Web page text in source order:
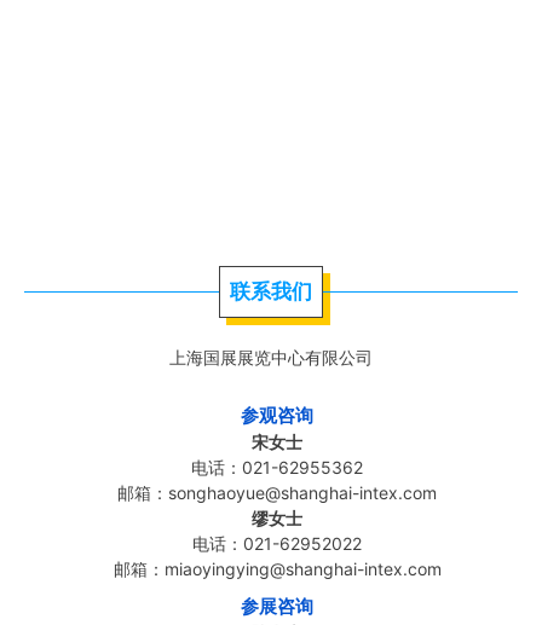
联系我们
上海国展展览中心有限公司
参观咨询
宋女士
电话：021-62955362
邮箱：songhaoyue@shanghai-intex.com
缪女士
电话：021-62952022
邮箱：miaoyingying@shanghai-intex.com
参展咨询